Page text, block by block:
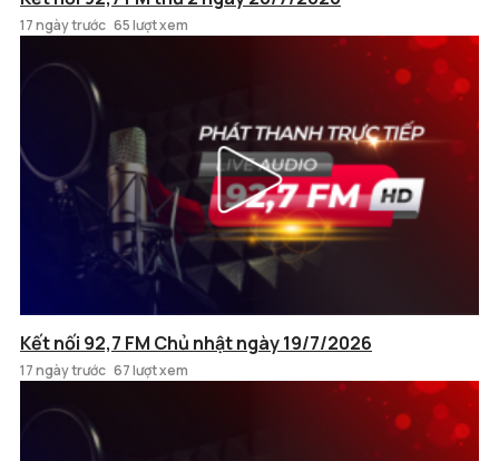
17 ngày trước 65 lượt xem
Kết nối 92,7 FM Chủ nhật ngày 19/7/2026
17 ngày trước 67 lượt xem